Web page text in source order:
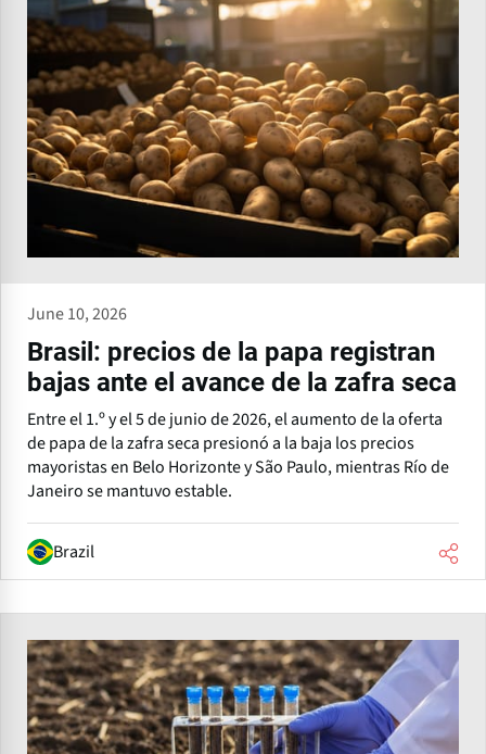
June 10, 2026
Brasil: precios de la papa registran
bajas ante el avance de la zafra seca
Entre el 1.º y el 5 de junio de 2026, el aumento de la oferta
de papa de la zafra seca presionó a la baja los precios
mayoristas en Belo Horizonte y São Paulo, mientras Río de
Janeiro se mantuvo estable.
Brazil